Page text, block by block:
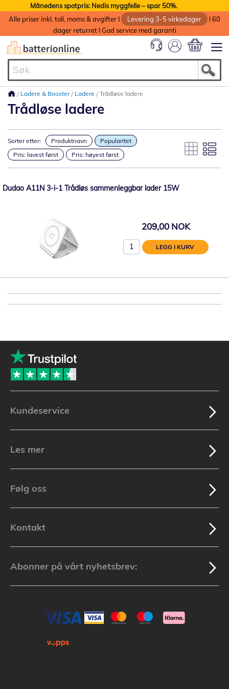
Månedens spotpris: Nedis myggfelle – spar 50%.
Alle priser inkl. toll, moms & avgifter I
Levering 3-5 virkedager
I 60
dager returret I God service med garanti
Ladere & Booster Ladere Trådløse ladere
Trådløse ladere
Sorter etter: Produktnavn
Popularitet
Pris: lavest først
Pris: høyest først
Dudao A11N 3-i-1 Trådløs sammenleggbar lader 15W
209,00 NOK
LEGG I KURV
Kundeservice
Les mer
Følg oss
Kontakt
Abonner på vårt nyhetsbrev: